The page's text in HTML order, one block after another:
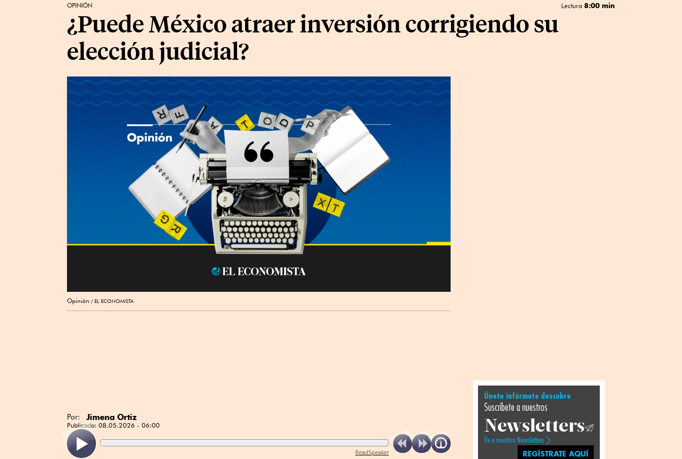
OPINIÓN Lectura 8:00 min
¿Puede México atraer inversión corrigiendo su
elección judicial?
Opinión EL ECONOMISTA
Por: Jimena Ortiz
Publicado: 08.05.2026 - 06:00
ReadSpeaker
Únete infórmate descubre
Suscríbete a nuestros
Newsletters
Ve a nuestros Newsletters
REGÍSTRATE AQUÍ